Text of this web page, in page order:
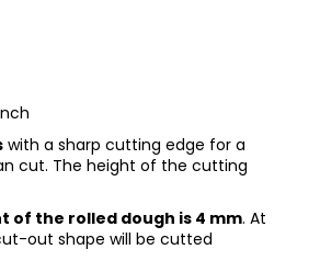
with a sharp cutting edge for a
cut. The height of the cutting
of the rolled dough is 4 mm. At
out shape will be cutted